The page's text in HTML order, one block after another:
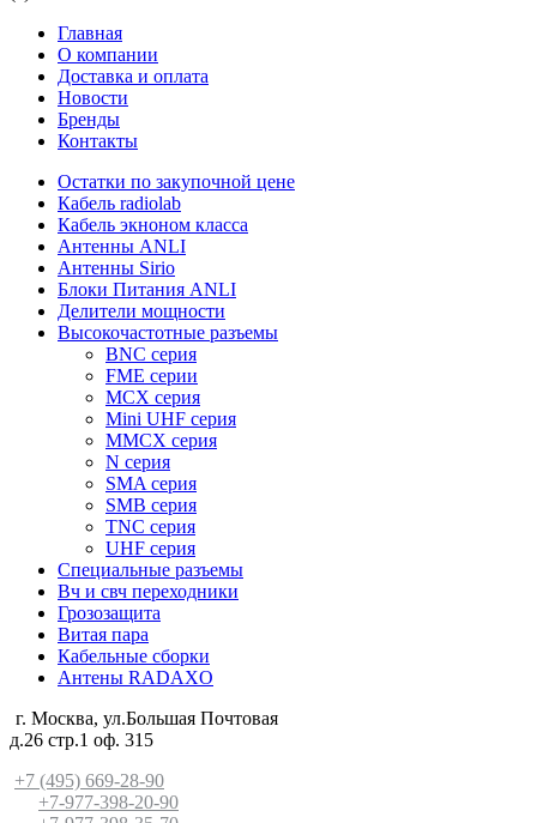
Главная
О компании
Доставка и оплата
Новости
Бренды
Контакты
Остатки по закупочной цене
Кабель radiolab
Кабель экноном класса
Антенны ANLI
Антенны Sirio
Блоки Питания ANLI
Делители мощности
Высокочастотные разъемы
BNC серия
FME серии
MCX серия
Mini UHF серия
MMCX серия
N серия
SMA серия
SMB серия
TNC серия
UHF серия
Специальные разъемы
Вч и свч переходники
Грозозащита
Витая пара
Кабельные сборки
Антены RADAXO
г. Москва, ул.Большая Почтовая
д.26 стр.1 оф. 315
+7 (495) 669-28-90
+7-977-398-20-90